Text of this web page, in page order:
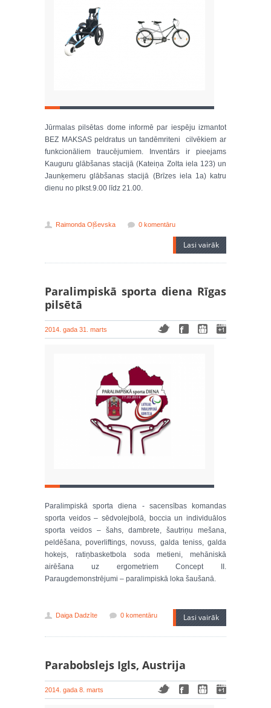
Jūrmalas pilsētas dome informē par iespēju izmantot
BEZ MAKSAS peldratus un tandēmriteni cilvēkiem ar
funkcionāliem traucējumiem. Inventārs ir pieejams
Kauguru glābšanas stacijā (Kateiņa Zolta iela 123) un
Jaunķemeru glābšanas stacijā (Brīzes iela 1a) katru
dienu no plkst.9.00 līdz 21.00.
Raimonda Oļševska 0 komentāru
Lasi vairāk
Paralimpiskā sporta diena Rīgas
pilsētā
2014. gada 31. marts
Paralimpiskā sporta diena - sacensības komandas
sporta veidos – sēdvolejbolā, boccia un individuālos
sporta veidos – šahs, dambrete, šautriņu mešana,
peldēšana, poverliftings, novuss, galda teniss, galda
hokejs, ratiņbasketbola soda metieni, mehāniskā
airēšana uz ergometriem Concept II.
Paraugdemonstrējumi – paralimpiskā loka šaušanā.
Daiga Dadzīte 0 komentāru Lasi vairāk
Parabobslejs Igls, Austrija
2014. gada 8. marts